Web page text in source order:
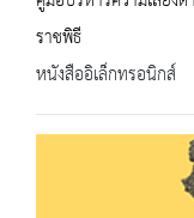
ราชพิธี
หนังสืออิเล็กทรอนิกส์